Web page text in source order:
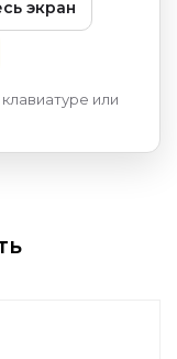
экран
или